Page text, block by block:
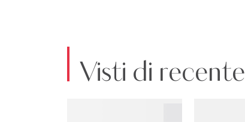
Visti di recente